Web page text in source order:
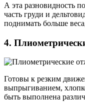
А эта разновидность
часть груди и
поднимать больше
4.
Готовы к резким
выпрыгиванием,
быть выполнена